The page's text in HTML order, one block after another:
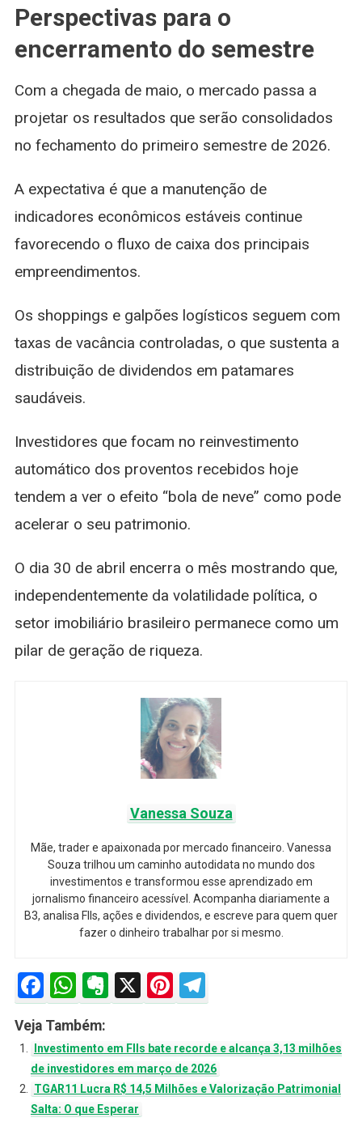
Perspectivas para o
encerramento do semestre
Com a chegada de maio, o mercado passa a
projetar os resultados que serão consolidados
no fechamento do primeiro semestre de 2026.
A expectativa é que a manutenção de
indicadores econômicos estáveis continue
favorecendo o fluxo de caixa dos principais
empreendimentos.
Os shoppings e galpões logísticos seguem com
taxas de vacância controladas, o que sustenta a
distribuição de dividendos em patamares
saudáveis.
Investidores que focam no reinvestimento
automático dos proventos recebidos hoje
tendem a ver o efeito “bola de neve” como pode
acelerar o seu patrimonio.
O dia 30 de abril encerra o mês mostrando que,
independentemente da volatilidade política, o
setor imobiliário brasileiro permanece como um
pilar de geração de riqueza.
Vanessa Souza
Mãe, trader e apaixonada por mercado financeiro. Vanessa
Souza trilhou um caminho autodidata no mundo dos
investimentos e transformou esse aprendizado em
jornalismo financeiro acessível. Acompanha diariamente a
B3, analisa FIIs, ações e dividendos, e escreve para quem quer
fazer o dinheiro trabalhar por si mesmo.
Facebook
WhatsApp
Evernote
X Pinterest
Telegram
Veja Também:
Investimento em FIIs bate recorde e alcança 3,13 milhões
de investidores em março de 2026
TGAR11 Lucra R$ 14,5 Milhões e Valorização Patrimonial
Salta: O que Esperar